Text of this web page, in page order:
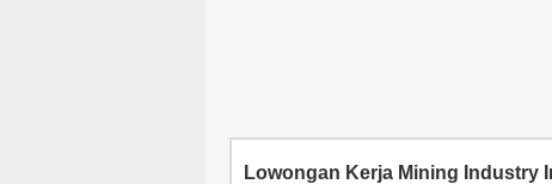
Lowongan Kerja Mining Industry